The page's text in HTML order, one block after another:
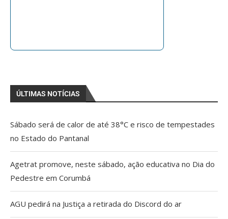
ÚLTIMAS NOTÍCIAS
Sábado será de calor de até 38°C e risco de tempestades
no Estado do Pantanal
Agetrat promove, neste sábado, ação educativa no Dia do
Pedestre em Corumbá
AGU pedirá na Justiça a retirada do Discord do ar